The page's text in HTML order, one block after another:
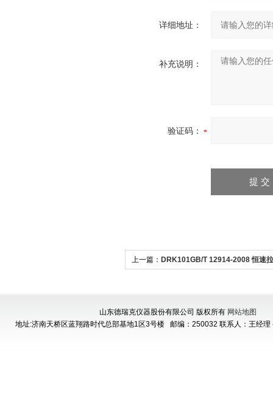
详细地址：
补充说明：
验证码：
上一篇： DRK101GB/T 12914-2008 恒速
山东德瑞克仪器股份有限公司 版权所有 网站地图
地址:济南天桥区蓝翔路时代总部基地1区3号楼 邮编：250032 联系人：王经